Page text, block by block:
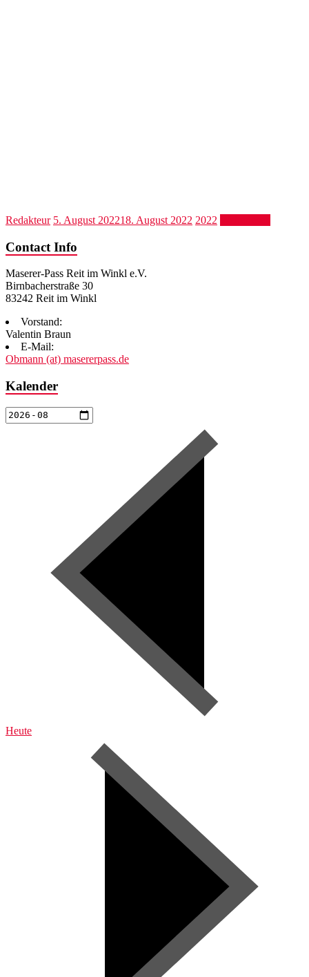
Redakteur 5. August 202218. August 2022 2022
Contact Info
Maserer-Pass Reit im Winkl e.V.
Birnbacherstraße 30
83242 Reit im Winkl
Vorstand:
Valentin Braun
E-Mail:
Obmann (at) masererpass.de
Kalender
Heute